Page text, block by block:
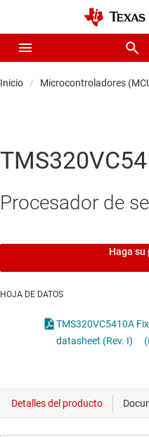
Inicio Microcontroladores
Procesador de
Haga su
HOJA DE DATOS
TMS320VC5410A
datasheet (Rev. I)